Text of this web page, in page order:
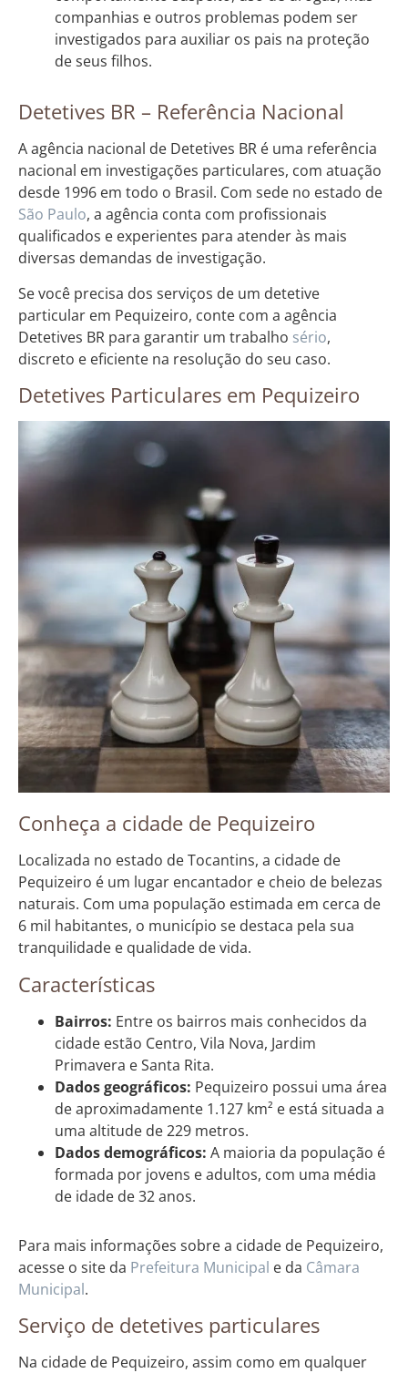
companhias e outros problemas podem ser
investigados para auxiliar os pais na proteção
de seus filhos.
Detetives BR – Referência Nacional
A agência nacional de Detetives BR é uma referência
nacional em investigações particulares, com atuação
desde 1996 em todo o Brasil. Com sede no estado de
São Paulo, a agência conta com profissionais
qualificados e experientes para atender às mais
diversas demandas de investigação.
Se você precisa dos serviços de um detetive
particular em Pequizeiro, conte com a agência
Detetives BR para garantir um trabalho sério,
discreto e eficiente na resolução do seu caso.
Detetives Particulares em Pequizeiro
Conheça a cidade de Pequizeiro
Localizada no estado de Tocantins, a cidade de
Pequizeiro é um lugar encantador e cheio de belezas
naturais. Com uma população estimada em cerca de
6 mil habitantes, o município se destaca pela sua
tranquilidade e qualidade de vida.
Características
Bairros: Entre os bairros mais conhecidos da
cidade estão Centro, Vila Nova, Jardim
Primavera e Santa Rita.
Dados geográficos: Pequizeiro possui uma área
de aproximadamente 1.127 km² e está situada a
uma altitude de 229 metros.
Dados demográficos: A maioria da população é
formada por jovens e adultos, com uma média
de idade de 32 anos.
Para mais informações sobre a cidade de Pequizeiro,
acesse o site da Prefeitura Municipal e da Câmara
Municipal.
Serviço de detetives particulares
Na cidade de Pequizeiro, assim como em qualquer